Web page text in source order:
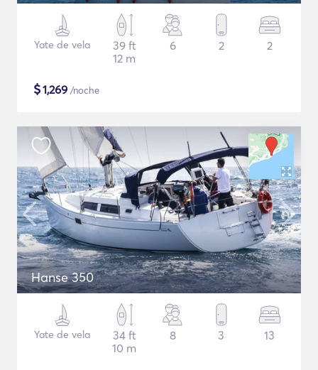
Yate de vela
39 ft
12 m
6 2 2
$1,269 /noche
Hanse 350
Yate de vela
34 ft
10 m
8 3 13